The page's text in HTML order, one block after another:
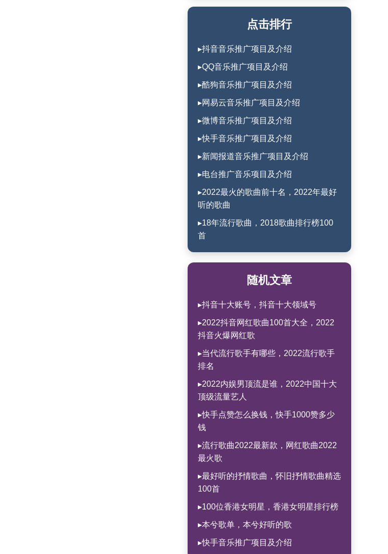
点击排行
▸抖音音乐推广项目及介绍
▸QQ音乐推广项目及介绍
▸酷狗音乐推广项目及介绍
▸网易云音乐推广项目及介绍
▸微博音乐推广项目及介绍
▸快手音乐推广项目及介绍
▸新闻报道音乐推广项目及介绍
▸电台推广音乐项目及介绍
▸2022最火的歌曲前十名，2022年最好
听的歌曲
▸18年流行歌曲，2018歌曲排行榜100
首
随机文章
▸抖音十大账号，抖音十大领域号
▸2022抖音网红歌曲100首大全，2022
抖音火爆网红歌
▸当代流行歌手有哪些，2022流行歌手
排名
▸2022内娱男顶流是谁，2022中国十大
顶级流量艺人
▸快手点赞怎么换钱，快手1000赞多少
钱
▸流行歌曲2022最新款，网红歌曲2022
最火歌
▸最好听的抒情歌曲，怀旧抒情歌曲精选
100首
▸100位香港女明星，香港女明星排行榜
▸本兮歌单，本兮好听的歌
▸快手音乐推广项目及介绍